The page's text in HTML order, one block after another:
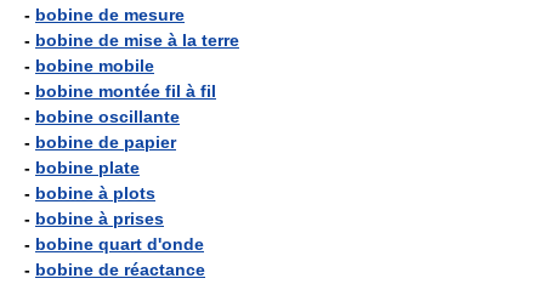
- bobine de mesure
- bobine de mise à la terre
- bobine mobile
- bobine montée fil à fil
- bobine oscillante
- bobine de papier
- bobine plate
- bobine à plots
- bobine à prises
- bobine quart d'onde
- bobine de réactance